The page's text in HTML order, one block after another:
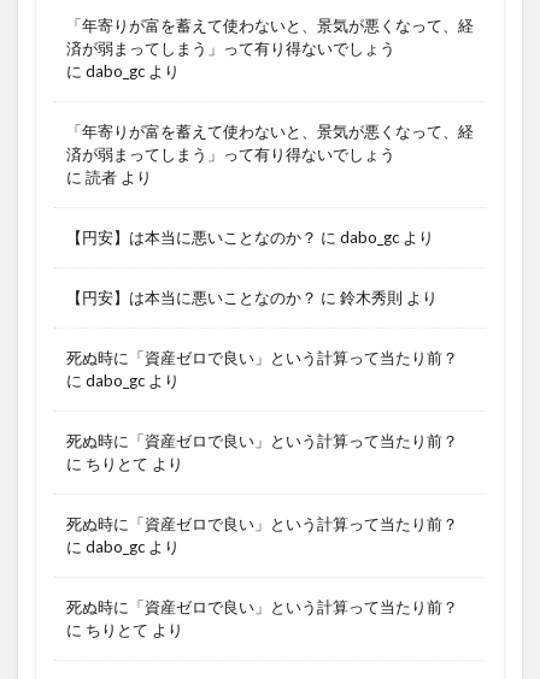
「年寄りが富を蓄えて使わないと、景気が悪くなって、経
済が弱まってしまう」って有り得ないでしょう
に dabo_gc より
「年寄りが富を蓄えて使わないと、景気が悪くなって、経
済が弱まってしまう」って有り得ないでしょう
に 読者 より
【円安】は本当に悪いことなのか？ に dabo_gc より
【円安】は本当に悪いことなのか？ に 鈴木秀則 より
死ぬ時に「資産ゼロで良い」という計算って当たり前？
に dabo_gc より
死ぬ時に「資産ゼロで良い」という計算って当たり前？
に ちりとて より
死ぬ時に「資産ゼロで良い」という計算って当たり前？
に dabo_gc より
死ぬ時に「資産ゼロで良い」という計算って当たり前？
に ちりとて より